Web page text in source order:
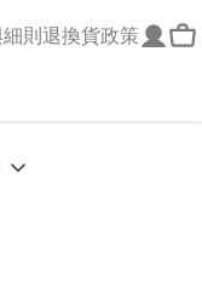
則 退換貨政策